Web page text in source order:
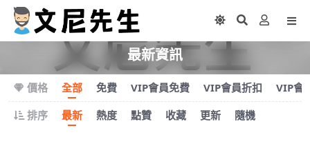
最新資訊
價格 全部 免費 VIP會員免費 VIP會員折扣
VIP會
排序
最新 熱度 點贊 收藏 更新 隨機